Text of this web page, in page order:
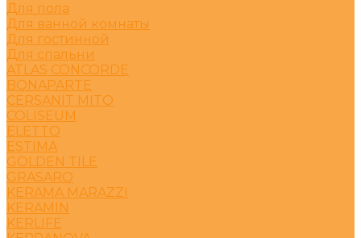
Для пола
Для ванной комнаты
Для гостинной
Для спальни
ATLAS CONCORDE
BONAPARTE
CERSANIT MITO
COLISEUM
ELETTO
ESTIMA
GOLDEN TILE
GRASARO
KERAMA MARAZZI
KERAMIN
KERLIFE